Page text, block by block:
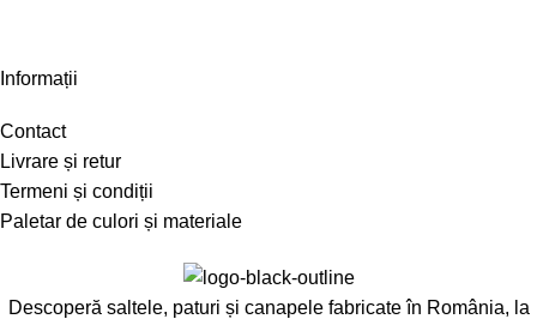
Informații
Contact
Livrare și retur
Termeni și condiții
Paletar de culori și materiale
Descoperă saltele, paturi și canapele fabricate în România, la